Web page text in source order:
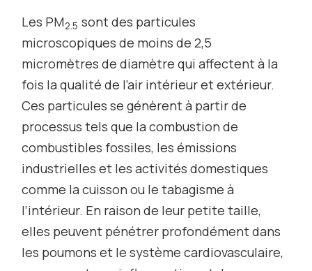
Les PM2.5 sont des particules
microscopiques de moins de 2,5
micromètres de diamètre qui affectent à la
fois la qualité de l’air intérieur et extérieur.
Ces particules se génèrent à partir de
processus tels que la combustion de
combustibles fossiles, les émissions
industrielles et les activités domestiques
comme la cuisson ou le tabagisme à
l’intérieur. En raison de leur petite taille,
elles peuvent pénétrer profondément dans
les poumons et le système cardiovasculaire,